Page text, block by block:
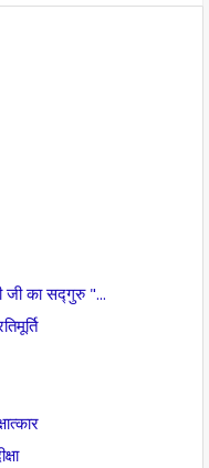
जी का सद्गुरु "...